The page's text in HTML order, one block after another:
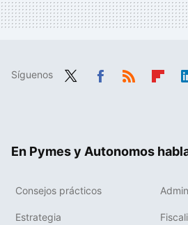
Síguenos
En Pymes y Autonomos
Consejos prácticos
Estrategia